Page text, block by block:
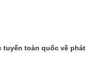
toàn quốc về phát